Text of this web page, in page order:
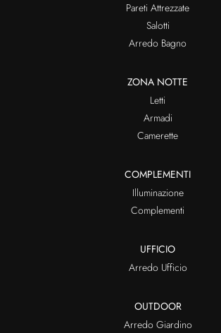
Pareti Attrezzate
Salotti
Arredo Bagno
ZONA NOTTE
Letti
Armadi
Camerette
COMPLEMENTI
Illuminazione
Complementi
UFFICIO
Arredo Ufficio
OUTDOOR
Arredo Giardino